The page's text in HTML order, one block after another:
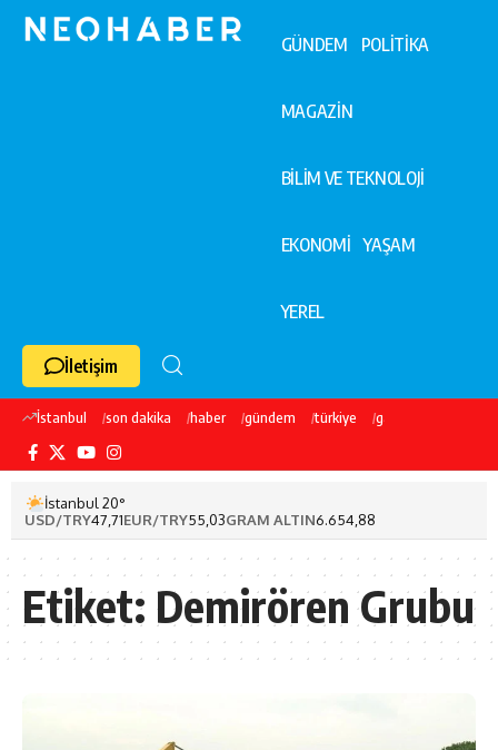
GÜNDEM POLİTİKA
MAGAZİN
BİLİM VE TEKNOLOJİ
EKONOMİ YAŞAM
YEREL
İletişim
İstanbul son dakika haber gündem türkiye galatasaray
İstanbul 20°
USD/TRY47,71EUR/TRY55,03GRAM ALTIN6.654,88
Etiket: Demirören Grubu